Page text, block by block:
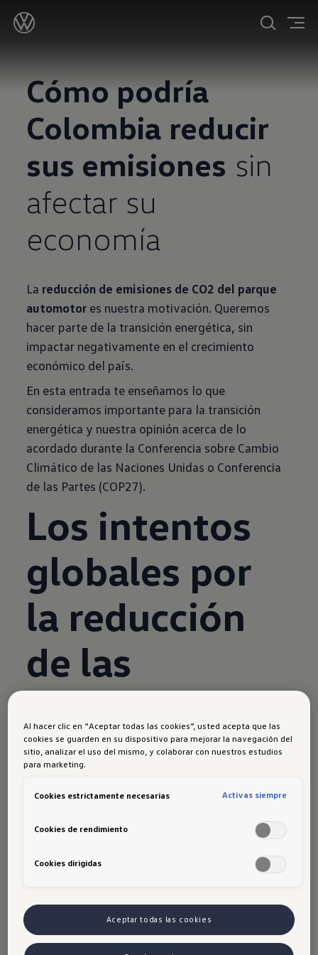
Cómo podría
Colombia reducir
sus emisiones sin
afectar su
economía
La reducción de emisiones de CO2 del parque
automotor es nuestra motivación. Queremos
hacer parte de la transición energética, sin
impactar negativamente en el crecimiento
económico del país.
En esta entrada te enseñamos lo que
consideramos importante para la transición
energética y nuestra opinión acerca de lo
acordado durante la Conferencia sobre Cambio
Climático de las Naciones Unidas o Conferencia
de las Partes (COP27).
Los intentos
globales por
la reducción
de las
emisiones
La COP27concluyó con la consideración de un
fondo para compensar los daños asociados al
generada desde el Acuerdo de París.
diálogo de los países sobre el cambio climático,
hay un seguimiento a propuestas ambiciosas
como las del COP27.
Al hacer clic en “Aceptar todas las cookies”, usted acepta que las
cookies se guarden en su dispositivo para mejorar la navegación del
sitio, analizar el uso del mismo, y colaborar con nuestros estudios
para marketing.
Cookies estrictamente necesarias Activas siempre
Cookies de rendimiento
Cookies dirigidas
Aceptar todas las cookies